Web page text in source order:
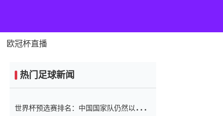
欧冠杯直播
热门足球新闻
世界杯预选赛排名：中国国家队仍然以6分